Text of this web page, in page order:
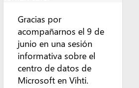
Gracias por
acompañarnos el 9 de
junio en una sesión
informativa sobre el
centro de datos de
Microsoft en Vihti.